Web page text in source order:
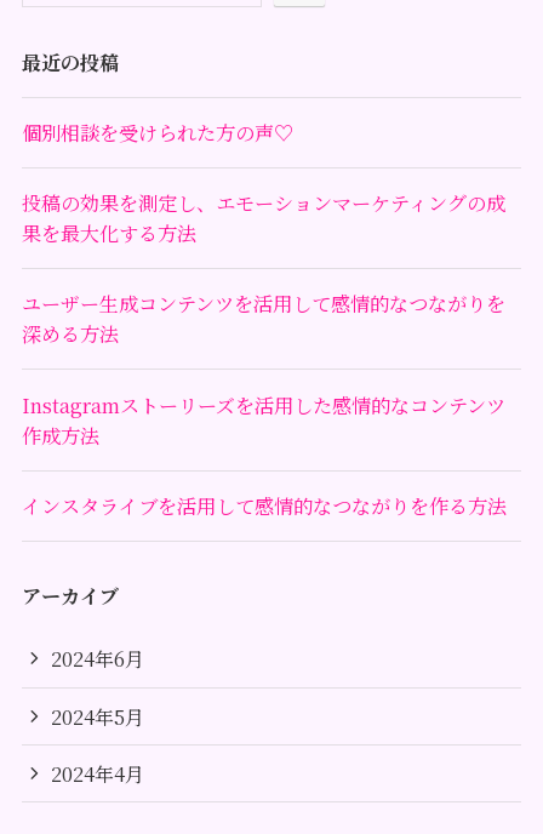
最近の投稿
個別相談を受けられた方の声♡
投稿の効果を測定し、エモーションマーケティングの成
果を最大化する方法
ユーザー生成コンテンツを活用して感情的なつながりを
深める方法
Instagramストーリーズを活用した感情的なコンテンツ
作成方法
インスタライブを活用して感情的なつながりを作る方法
アーカイブ
2024年6月
2024年5月
2024年4月